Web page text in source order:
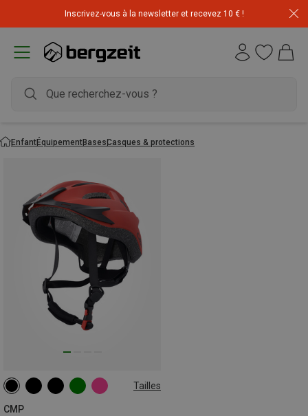
Inscrivez-vous à la newsletter et recevez 10 € !
EnfantÉquipementBasesCasques & protections
Tailles
CMP
48-52CM